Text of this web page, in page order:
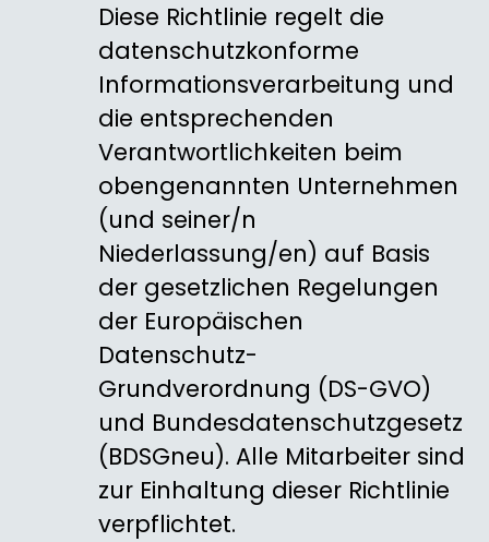
Diese Richtlinie regelt die
datenschutzkonforme
Informationsverarbeitung und
die entsprechenden
Verantwortlichkeiten beim
obengenannten Unternehmen
(und seiner/n
Niederlassung/en) auf Basis
der gesetzlichen Regelungen
der Europäischen
Datenschutz-
Grundverordnung (DS-GVO)
und Bundesdatenschutzgesetz
(BDSGneu). Alle Mitarbeiter sind
zur Einhaltung dieser Richtlinie
verpflichtet.